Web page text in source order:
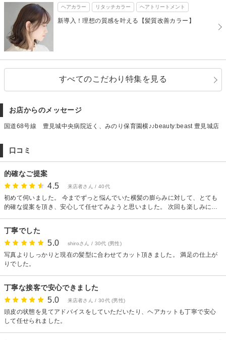
ヘアカラー リタッチカラー ヘアトリートメント
新導入！理想の質感を叶える【髪質改善カラー】
すべてのこだわり特集を見る
お店からのメッセージ
国道68号線 豊見城中央病院近く、みのり保育園横♪♪beauty:beast 豊見城店
口コミ
的確なご提案
4.5 来店者さん / 40代
初めて伺いました。 今までずっと悩んでいた横髪の膨らみに対して、とても
的確な提案を頂き、安心して任せてみようと思いました。 次回も楽しみにし
丁寧でした
5.0 shiroさん / 30代 (男性)
写真よりしっかりと現在の髪型に合わせてカット頂きました。 満足の仕上が
りでした。
丁寧な接客で安心できました
5.0 来店者さん / 30代 (男性)
頭皮の状態を見てアドバイスをしていただいたり、ヘアカットも丁寧で安心
して任せられました。